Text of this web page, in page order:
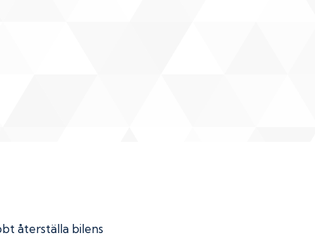
återställa bilens